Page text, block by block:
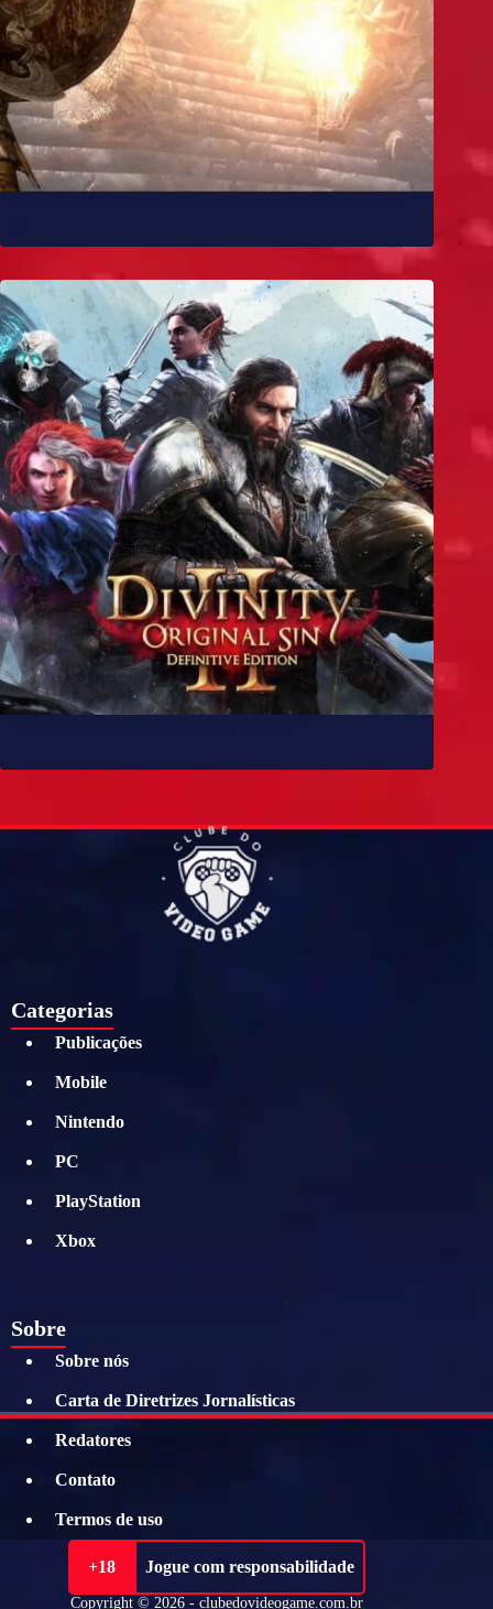
Categorias
Publicações
Mobile
Nintendo
PC
PlayStation
Xbox
Sobre
Sobre nós
Carta de Diretrizes Jornalísticas
Redatores
Contato
Termos de uso
+18 Jogue com responsabilidade
Copyright © 2026 - clubedovideogame.com.br